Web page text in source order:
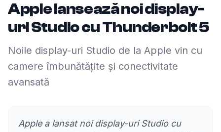
Apple lansează noi display-
uri Studio cu Thunderbolt 5
Noile display-uri Studio de la Apple vin cu
camere îmbunătățite și conectivitate
avansată
Apple a lansat noi display-uri Studio cu